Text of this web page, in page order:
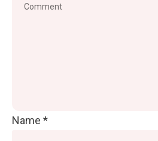
Name *